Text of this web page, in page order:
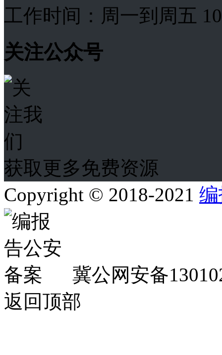
工作时间：周一到周五
关注公众号
获取更多免费资源
Copyright © 2018-2021
冀公网安备
返回顶部